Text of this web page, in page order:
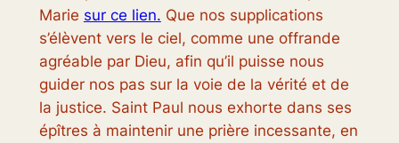
Marie sur ce lien. Que nos supplications
s’élèvent vers le ciel, comme une offrande
agréable par Dieu, afin qu’il puisse nous
guider nos pas sur la voie de la vérité et de
la justice. Saint Paul nous exhorte dans ses
épîtres à maintenir une prière incessante, en